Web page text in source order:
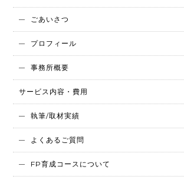
ごあいさつ
プロフィール
事務所概要
サービス内容・費用
執筆/取材実績
よくあるご質問
FP育成コースについて